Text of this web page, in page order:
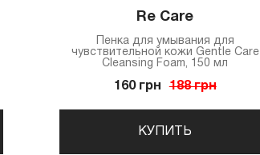
Re Care
Пенка для умывания для
чувствительной кожи Gentle Сare
Cleansing Foam, 150 мл
160 грн 188 грн
КУПИТЬ